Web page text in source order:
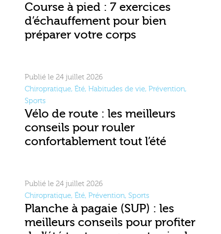
Course à pied : 7 exercices
d’échauffement pour bien
préparer votre corps
Publié le 24 juillet 2026
Chiropratique, Été, Habitudes de vie, Prévention,
Sports
Vélo de route : les meilleurs
conseils pour rouler
confortablement tout l’été
Publié le 24 juillet 2026
Chiropratique, Été, Prévention, Sports
Planche à pagaie (SUP) : les
meilleurs conseils pour profiter